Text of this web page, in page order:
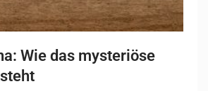
Wie das mysteriöse